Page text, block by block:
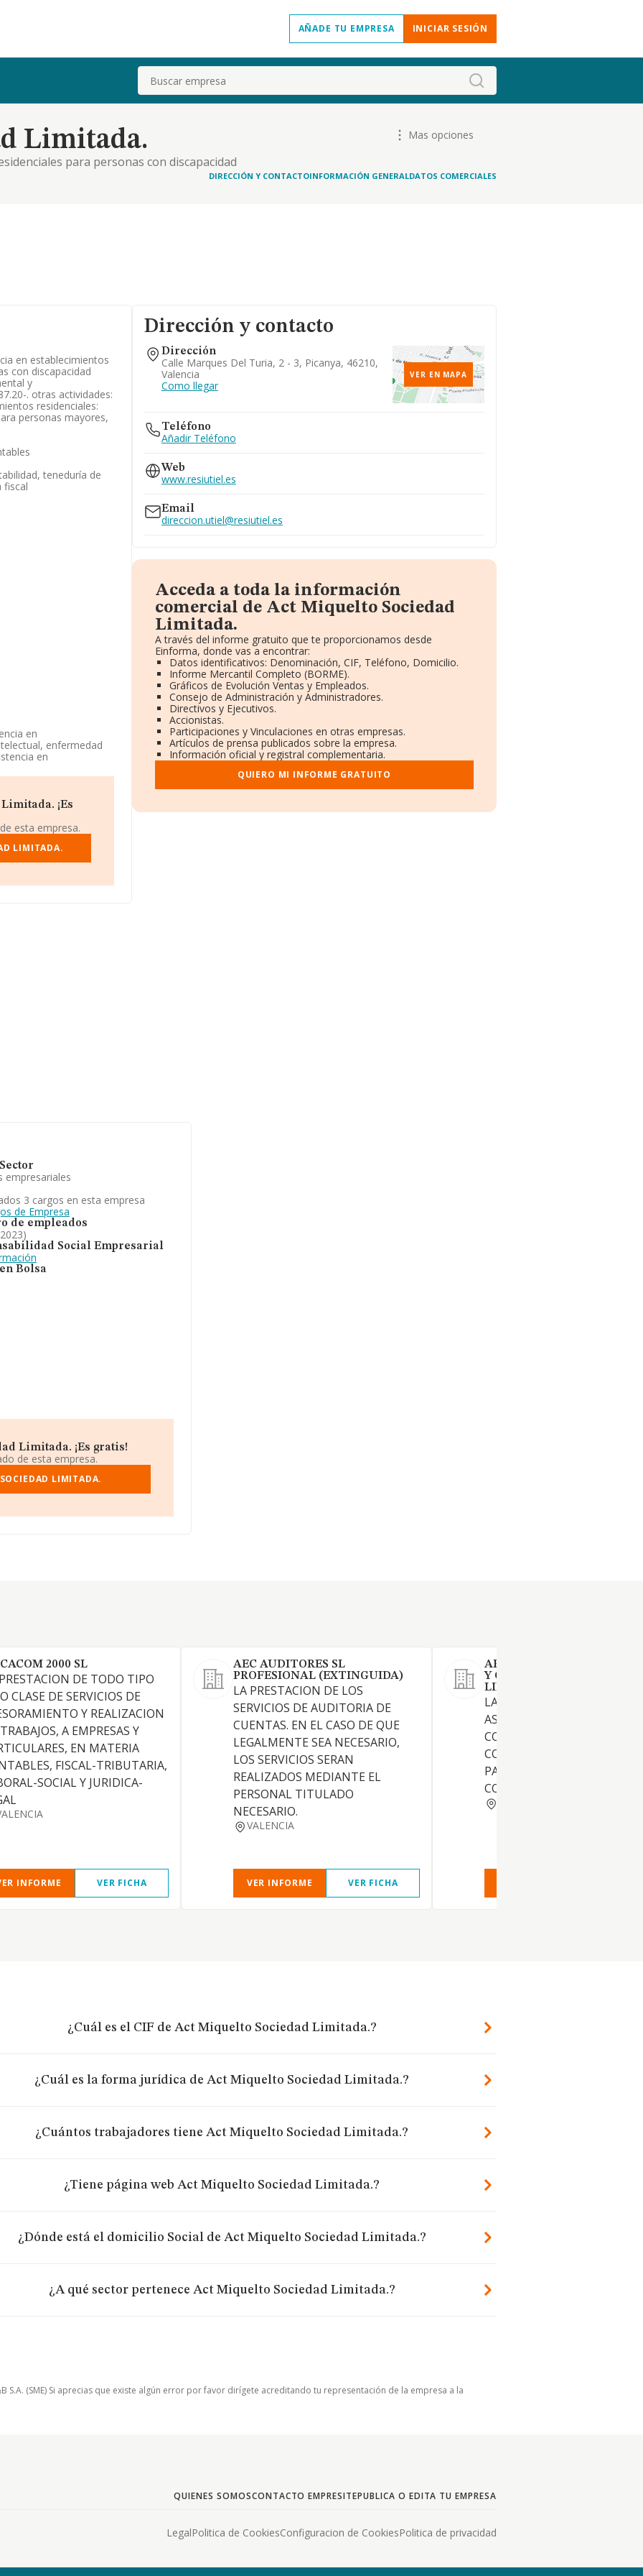
AÑADE TU EMPRESA INICIAR SESIÓN
Buscar
Limitada.
para personas con discapacidad
87.20-. otras actividades: 1) asistencia en
Mas opciones
DIRECCIÓN Y CONTACTOINFORMACIÓN GENERALDATOS COMERCIALES
en establecimientos
con discapacidad
y
. otras actividades:
residenciales:
personas mayores,
teneduría de
fiscal
en
enfermedad
en
mayores, para
Su actividad
disponibles en
.
fiscal
¡Es
esta empresa.
LIMITADA.
Dirección y contacto
Dirección
Calle Marques Del Turia, 2 - 3, Picanya, 46210,
Valencia
Como llegar
VER EN MAPA
Teléfono
Añadir Teléfono
Web
www.resiutiel.es
Email
direccion.utiel@resiutiel.es
Acceda a toda la información
comercial de Act Miquelto Sociedad
Limitada.
A través del informe gratuito que te proporcionamos desde
Einforma, donde vas a encontrar:
Datos identificativos: Denominación, CIF, Teléfono, Domicilio.
Informe Mercantil Completo (BORME).
Gráficos de Evolución Ventas y Empleados.
Consejo de Administración y Administradores.
Directivos y Ejecutivos.
Accionistas.
Participaciones y Vinculaciones en otras empresas.
Artículos de prensa publicados sobre la empresa.
Información oficial y registral complementaria.
QUIERO MI INFORME GRATUITO
empresariales
3 cargos en esta empresa
de Empresa
de empleados
Social Empresarial
Bolsa
Limitada. ¡Es gratis!
de esta empresa.
LIMITADA.
2000 SL
DE TODO TIPO
CLASE DE SERVICIOS DE
Y REALIZACION
A EMPRESAS Y
EN MATERIA
FISCAL-TRIBUTARIA,
SOCIAL Y JURIDICA-
INFORME VER FICHA
AEC AUDITORES SL
PROFESIONAL (EXTINGUIDA)
LA PRESTACION DE LOS
SERVICIOS DE AUDITORIA DE
CUENTAS. EN EL CASO DE QUE
LEGALMENTE SEA NECESARIO,
LOS SERVICIOS SERAN
REALIZADOS MEDIANTE EL
PERSONAL TITULADO
NECESARIO.
VALENCIA
VER INFORME VER FICHA
AFC AREA DE GESTION
Y CONTABLE SOCIEDAD
LIMITADA.
LA PRESTACION DE
ASESORAMIENTO Y
CONSULTORIA, FISCAL,
CONTABLE E INFORMATICO,
PARTICIPACION EN
CON OBJETO ANALOGO
¿Cuál es el CIF de Act Miquelto Sociedad Limitada.?
¿Cuál es la forma jurídica de Act Miquelto Sociedad Limitada.?
¿Cuántos trabajadores tiene Act Miquelto Sociedad Limitada.?
¿Tiene página web Act Miquelto Sociedad Limitada.?
¿Dónde está el domicilio Social de Act Miquelto Sociedad Limitada.?
¿A qué sector pertenece Act Miquelto Sociedad Limitada.?
(SME) Si aprecias que existe algún error por favor dirígete acreditando tu representación de la empresa a la
QUIENES SOMOSCONTACTO EMPRESITEPUBLICA O EDITA TU EMPRESA
LegalPolitica de CookiesConfiguracion de CookiesPolitica de privacidad